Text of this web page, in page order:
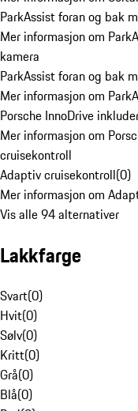
ParkAssist foran og bak
Mer informasjon om
kamera
ParkAssist foran og bak
Mer informasjon om
Porsche InnoDrive
Mer informasjon om
cruisekontroll
Adaptiv cruisekontroll(0)
Mer informasjon om
Vis alle 94 alternativer
Lakkfarge
Svart(0)
Hvit(0)
Sølv(0)
Kritt(0)
Grå(0)
Blå(0)